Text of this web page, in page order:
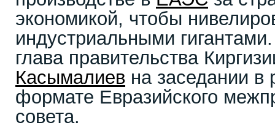
экономикой, чтобы
индустриальными
глава правительства
Касымалиев на заседании
формате Евразийского
совета.